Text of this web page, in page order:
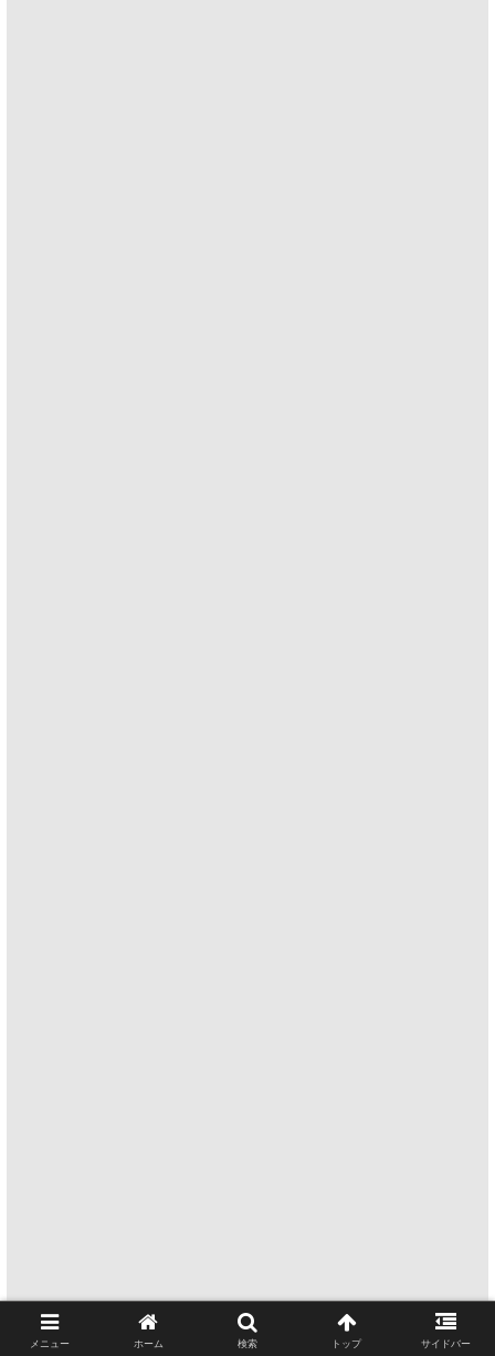
メニュー ホーム 検索 トップ サイドバー